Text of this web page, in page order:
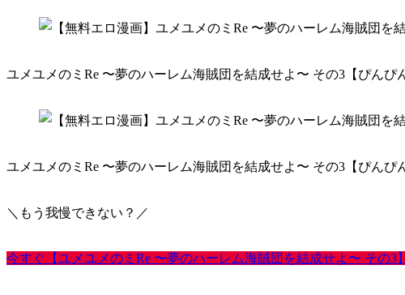
ユメユメのミRe 〜夢のハーレム海賊団を結成せよ〜 その3【ぴんぴ
ユメユメのミRe 〜夢のハーレム海賊団を結成せよ〜 その3【ぴんぴ
＼もう我慢できない？／
今すぐ【ユメユメのミRe 〜夢のハーレム海賊団を結成せよ〜 その3